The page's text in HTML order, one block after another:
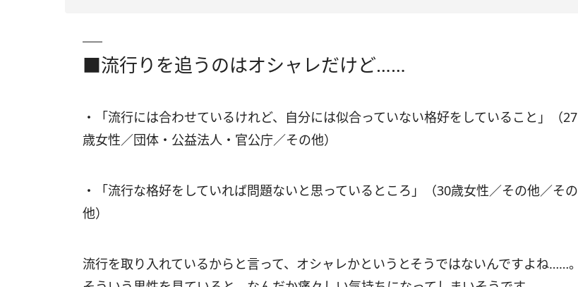
■流行りを追うのはオシャレだけど……
・「流行には合わせているけれど、自分には似合っていない格好をしていること」（27
歳女性／団体・公益法人・官公庁／その他）
・「流行な格好をしていれば問題ないと思っているところ」（30歳女性／その他／その
他）
流行を取り入れているからと言って、オシャレかというとそうではないんですよね……。